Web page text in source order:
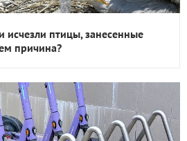
исчезли птицы, занесенные
причина?